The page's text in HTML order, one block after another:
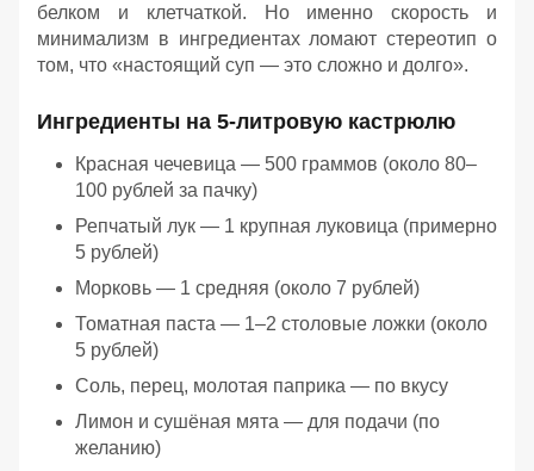
белком и клетчаткой. Но именно скорость и
минимализм в ингредиентах ломают стереотип о
том, что «настоящий суп — это сложно и долго».
Ингредиенты на 5-литровую кастрюлю
Красная чечевица — 500 граммов (около 80–
100 рублей за пачку)
Репчатый лук — 1 крупная луковица (примерно
5 рублей)
Морковь — 1 средняя (около 7 рублей)
Томатная паста — 1–2 столовые ложки (около
5 рублей)
Соль, перец, молотая паприка — по вкусу
Лимон и сушёная мята — для подачи (по
желанию)